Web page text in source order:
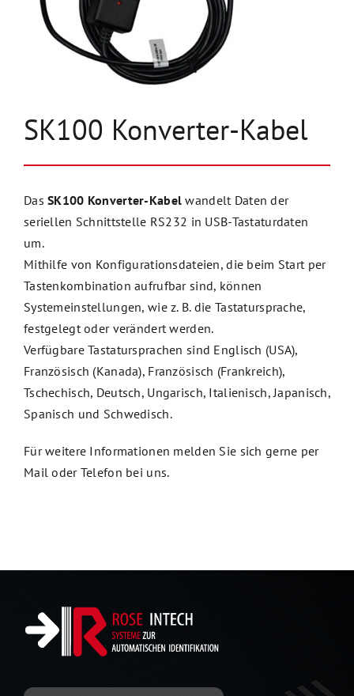
Unternehmen
SK100 Konverter-Kabel
DasSK100 Konverter-Kabel wandelt Daten der
seriellen Schnittstelle RS232 in USB-Tastaturdaten
um.
Mithilfe von Konfigurationsdateien, die beim Start per
Tastenkombination aufrufbar sind, können
Systemeinstellungen, wie z. B. die Tastatursprache,
festgelegt oder verändert werden.
Verfügbare Tastatursprachen sind Englisch (USA),
Französisch (Kanada), Französisch (Frankreich),
Tschechisch, Deutsch, Ungarisch, Italienisch, Japanisch,
Spanisch und Schwedisch.
Für weitere Informationen melden Sie sich gerne per
Mail oder Telefon bei uns.